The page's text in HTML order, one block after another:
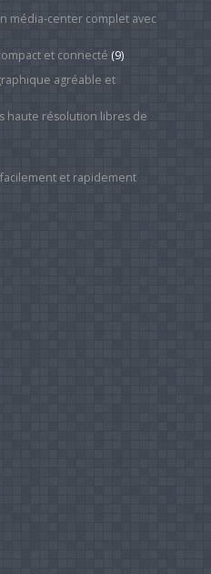
média-center complet avec
et connecté (9)
agréable et
haute résolution libres de
et rapidement